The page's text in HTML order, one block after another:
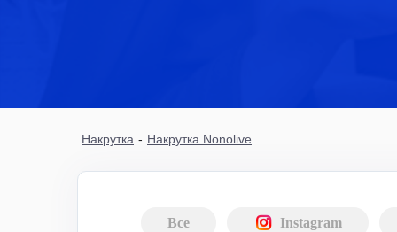
Накрутка - Накрутка Nonolive
Все Instagram